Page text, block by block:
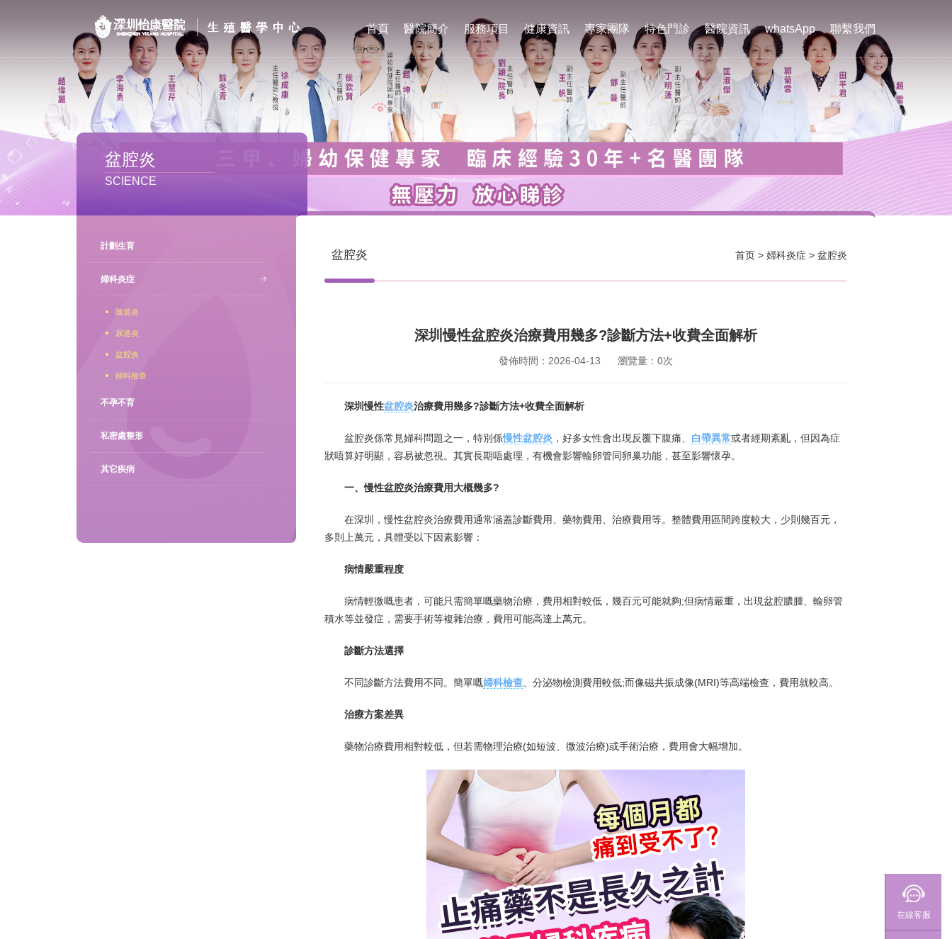
首頁 醫院簡介 服務項目 健康資訊 專家團隊 特色門診 醫院資訊 whatsApp 聯繫我們
醫院簡介
私密處整形
專家團隊
盆腔炎
SCIENCE
計劃生育
婦科炎症
陰道炎
尿道炎
盆腔炎
婦科檢查
不孕不育
私密處整形
其它疾病
盆腔炎 首页 >婦科炎症 >盆腔炎
深圳慢性盆腔炎治療費用幾多?診斷方法+收費全面解析
發佈時間：2026-04-13 瀏覽量：0次
深圳慢性盆腔炎治療費用幾多?診斷方法+收費全面解析
盆腔炎係常見婦科問題之一，特別係慢性盆腔炎 ，好多女性會出現反覆下腹痛、 白帶異常或者經期紊亂，但因為症
狀唔算好明顯，容易被忽視。其實長期唔處理，有機會影響輸卵管同卵巢功能，甚至影響懷孕。
一、慢性盆腔炎治療費用大概幾多?
在深圳，慢性盆腔炎治療費用通常涵蓋診斷費用、藥物費用、治療費用等。整體費用區間跨度較大，少則幾百元，
多則上萬元，具體受以下因素影響：
病情嚴重程度
病情輕微嘅患者，可能只需簡單嘅藥物治療，費用相對較低，幾百元可能就夠;但病情嚴重，出現盆腔膿腫、輸卵管
積水等並發症，需要手術等複雜治療，費用可能高達上萬元。
診斷方法選擇
不同診斷方法費用不同。簡單嘅婦科檢查、分泌物檢測費用較低;而像磁共振成像(MRI)等高端檢查，費用就較高。
治療方案差異
藥物治療費用相對較低，但若需物理治療(如短波、微波治療)或手術治療，費用會大幅增加。
在線客服